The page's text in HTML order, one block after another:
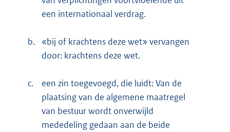
een internationaal verdrag.
b.
«bij of krachtens deze wet» vervangen
door: krachtens deze wet.
c.
een zin toegevoegd, die luidt: Van de
plaatsing van de algemene maatregel
van bestuur wordt onverwijld
mededeling gedaan aan de beide